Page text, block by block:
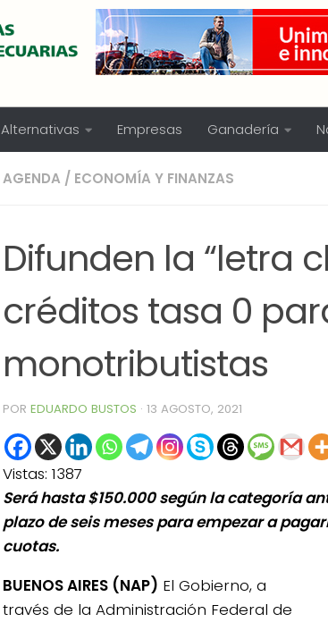
Alternativas Empresas Ganadería
AGENDA / ECONOMÍA Y FINANZAS
Difunden la “letra
créditos tasa 0
monotributistas
POR EDUARDO BUSTOS · 13 AGOSTO, 2021
Vistas: 1387
Será hasta $150.000 según la categoría
plazo de seis meses para empezar a
cuotas.
BUENOS AIRES (NAP) El Gobierno, a
través de la Administración Federal de